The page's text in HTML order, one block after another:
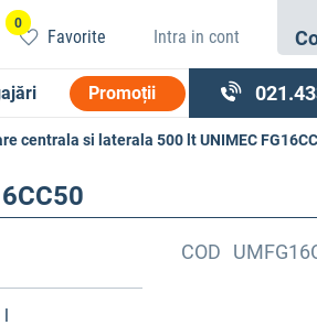
Favorite
0
Intra in cont
Promoții
centrala si laterala 500 lt UNIMEC
l
COD